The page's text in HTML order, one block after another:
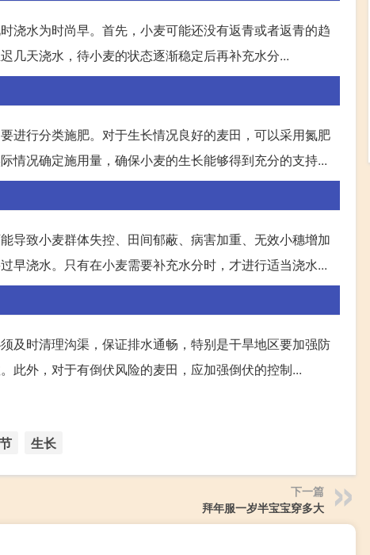
浇水为时尚早。首先，小麦可能还没有返青或者返青的趋
几天浇水，待小麦的状态逐渐稳定后再补充水分...
进行分类施肥。对于生长情况良好的麦田，可以采用氮肥
情况确定施用量，确保小麦的生长能够得到充分的支持...
导致小麦群体失控、田间郁蔽、病害加重、无效小穗增加
早浇水。只有在小麦需要补充水分时，才进行适当浇水...
及时清理沟渠，保证排水通畅，特别是干旱地区要加强防
此外，对于有倒伏风险的麦田，应加强倒伏的控制...
生长
下一篇
拜年服一岁半宝宝穿多大